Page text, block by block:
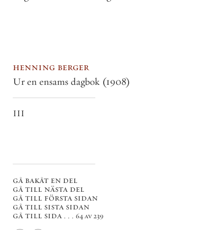
henning berger
Ur en ensams dagbok (1908)
III
gå bakåt en del
gå till nästa del
gå till första sidan
gå till sista sidan
gå till sida . . . 64 av 239